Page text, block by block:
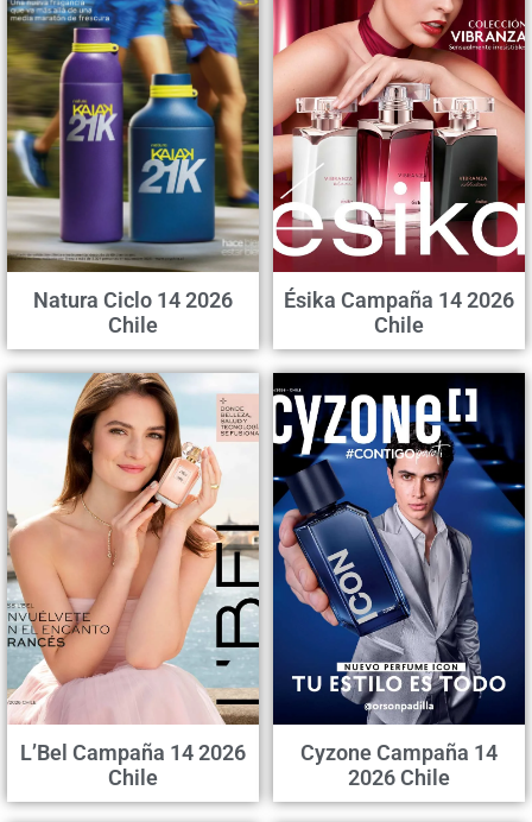
Natura Ciclo 14 2026
Chile
Ésika Campaña 14 2026
Chile
L’Bel Campaña 14 2026
Chile
Cyzone Campaña 14
2026 Chile